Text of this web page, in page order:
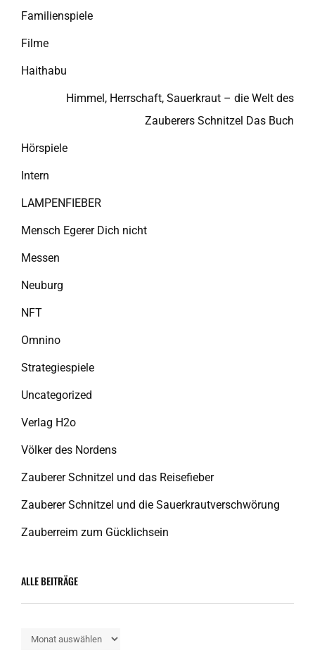
Familienspiele
Filme
Haithabu
Himmel, Herrschaft, Sauerkraut – die Welt des
Zauberers Schnitzel Das Buch
Hörspiele
Intern
LAMPENFIEBER
Mensch Egerer Dich nicht
Messen
Neuburg
NFT
Omnino
Strategiespiele
Uncategorized
Verlag H2o
Völker des Nordens
Zauberer Schnitzel und das Reisefieber
Zauberer Schnitzel und die Sauerkrautverschwörung
Zauberreim zum Gücklichsein
ALLE BEITRÄGE
Alle